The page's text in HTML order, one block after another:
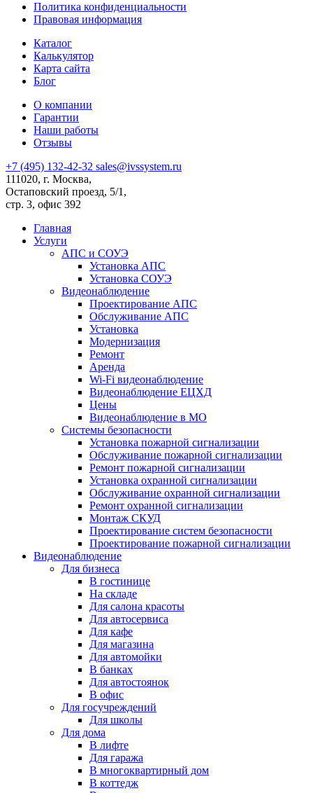
Политика конфиденциальности
Правовая информация
Каталог
Калькулятор
Карта сайта
Блог
О компании
Гарантии
Наши работы
Отзывы
+7 (495) 132-42-32 sales@ivssystem.ru
111020, г. Москва,
Остаповский проезд, 5/1,
стр. 3, офис 392
Главная
Услуги
АПС и СОУЭ
Установка АПС
Установка СОУЭ
Видеонаблюдение
Проектирование АПС
Обслуживание АПС
Установка
Модернизация
Ремонт
Аренда
Wi-Fi видеонаблюдение
Видеонаблюдение ЕЦХД
Цены
Видеонаблюдение в МО
Системы безопасности
Установка пожарной сигнализации
Обслуживание пожарной сигнализации
Ремонт пожарной сигнализации
Установка охранной сигнализации
Обслуживание охранной сигнализации
Ремонт охранной сигнализации
Монтаж СКУД
Проектирование систем безопасности
Проектирование пожарной сигнализации
Видеонаблюдение
Для бизнеса
В гостинице
На складе
Для салона красоты
Для автосервиса
Для кафе
Для магазина
Для автомойки
В банках
Для автостоянок
В офис
Для госучреждений
Для школы
Для дома
В лифте
Для гаража
В многоквартирный дом
В коттедж